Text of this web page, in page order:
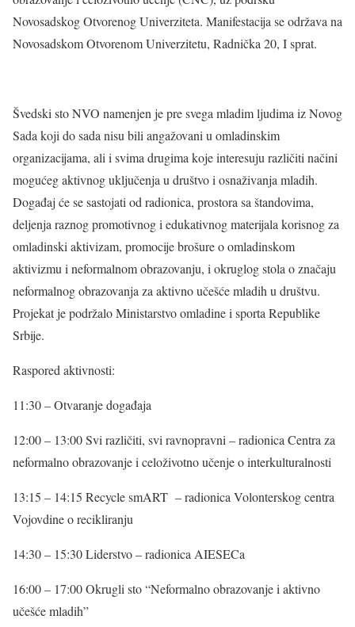
Novosadskog Otvorenog Univerziteta. Manifestacija se održava na
Novosadskom Otvorenom Univerzitetu, Radnička 20, I sprat.
Švedski sto NVO namenjen je pre svega mladim ljudima iz Novog
Sada koji do sada nisu bili angažovani u omladinskim
organizacijama, ali i svima drugima koje interesuju različiti načini
mogućeg aktivnog uključenja u društvo i osnaživanja mladih.
Događaj će se sastojati od radionica, prostora sa štandovima,
deljenja raznog promotivnog i edukativnog materijala korisnog za
omladinski aktivizam, promocije brošure o omladinskom
aktivizmu i neformalnom obrazovanju, i okruglog stola o značaju
neformalnog obrazovanja za aktivno učešće mladih u društvu.
Projekat je podržalo Ministarstvo omladine i sporta Republike
Srbije.
Raspored aktivnosti:
11:30 – Otvaranje događaja
12:00 – 13:00 Svi različiti, svi ravnopravni – radionica Centra za
neformalno obrazovanje i celoživotno učenje o interkulturalnosti
13:15 – 14:15 Recycle smART – radionica Volonterskog centra
Vojovdine o recikliranju
14:30 – 15:30 Liderstvo – radionica AIESECa
16:00 – 17:00 Okrugli sto “Neformalno obrazovanje i aktivno
učešće mladih”